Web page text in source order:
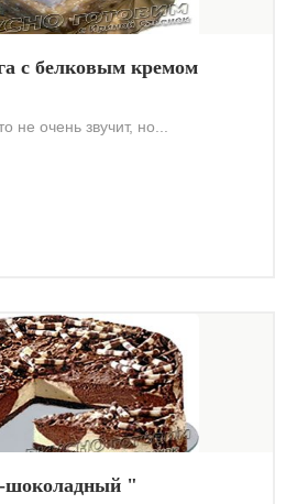
с белковым кремом
не очень звучит, но...
шоколадный "